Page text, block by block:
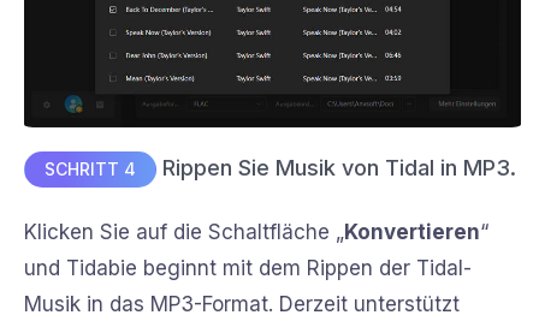
SCHRITT 4 Rippen Sie Musik von Tidal in MP3.
Klicken Sie auf die Schaltfläche „Konvertieren“
und Tidabie beginnt mit dem Rippen der Tidal-
Musik in das MP3-Format. Derzeit unterstützt